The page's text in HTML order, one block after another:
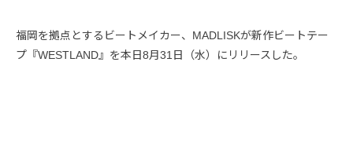
福岡を拠点とするビートメイカー、MADLISKが新作ビートテー
プ『WESTLAND』を本日8月31日（水）にリリースした。